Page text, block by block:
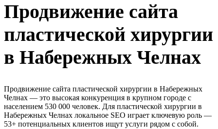
Продвижение сайта
пластической хирургии
в Набережных Челнах
Продвижение сайта пластической хирургии в Набережных
Челнах — это высокая конкуренция в крупном городе с
населением 530 000 человек. Для пластической хирургии в
Набережных Челнах локальное SEO играет ключевую роль —
53+ потенциальных клиентов ищут услуги рядом с собой.